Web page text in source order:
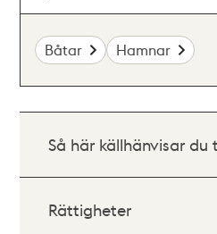
Båtar Hamnar
Så här källhänvisar
Rättigheter